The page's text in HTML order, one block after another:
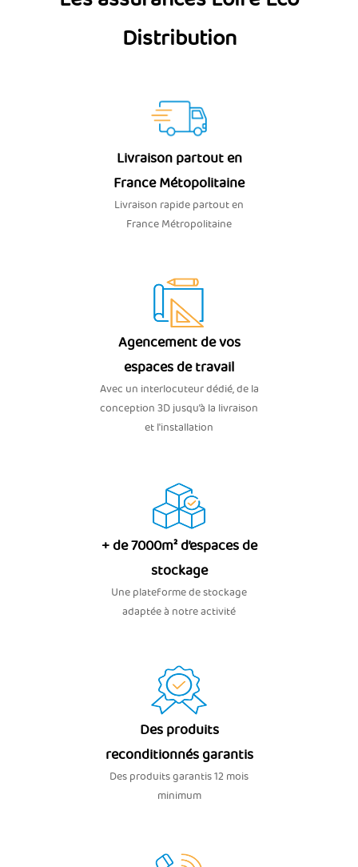
Distribution
Livraison partout en
France Métopolitaine
Livraison rapide partout en
France Métropolitaine
Agencement de vos
espaces de travail
Avec un interlocuteur dédié, de la
conception 3D jusqu’à la livraison
et l'installation
+ de 7000m² d’espaces de
stockage
Une plateforme de stockage
adaptée à notre activité
Des produits
reconditionnés garantis
Des produits garantis 12 mois
minimum